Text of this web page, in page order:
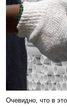
Очевидно, что в